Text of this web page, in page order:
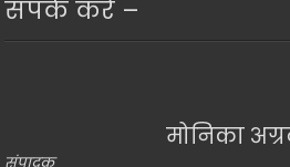
संपर्क करें –
मोनिका
संपादक